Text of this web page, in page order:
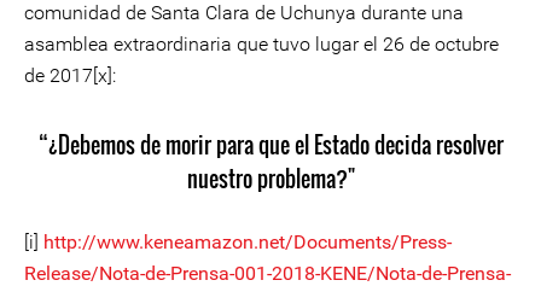
comunidad de Santa Clara de Uchunya durante una
asamblea extraordinaria que tuvo lugar el 26 de octubre
de 2017[x]:
“¿Debemos de morir para que el Estado decida resolver
nuestro problema?"
[i] http://www.keneamazon.net/Documents/Press-
Release/Nota-de-Prensa-001-2018-KENE/Nota-de-Prensa-